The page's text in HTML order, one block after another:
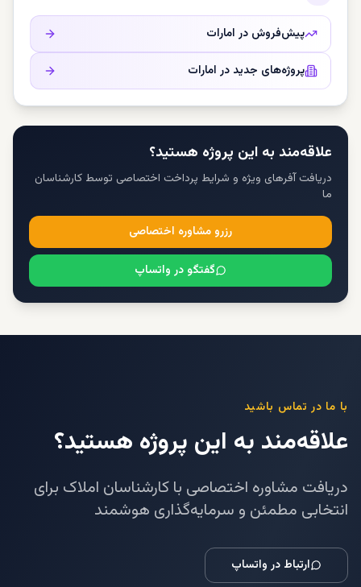
پیش‌فروش در امارات
پروژه‌های جدید در امارات
علاقه‌مند به این پروژه هستید؟
دریافت آفرهای ویژه و شرایط پرداخت اختصاصی توسط کارشناسان
ما
رزرو مشاوره اختصاصی
گفتگو در واتساپ
با ما در تماس باشید
علاقه‌مند به این پروژه هستید؟
دریافت مشاوره اختصاصی با کارشناسان املاک برای
انتخابی مطمئن و سرمایه‌گذاری هوشمند
ارتباط در واتساپ